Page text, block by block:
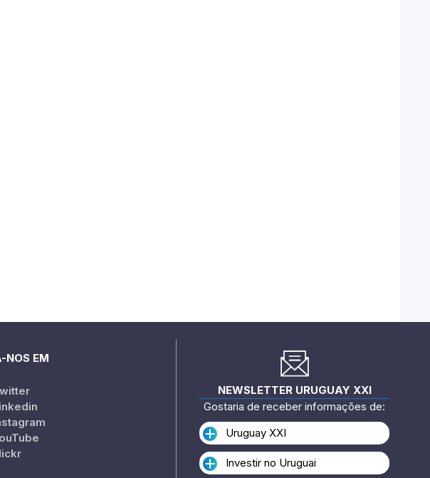
NOS EM
NEWSLETTER URUGUAY XXI
Gostaria de receber informações de:
Uruguay XXI
Investir no Uruguai